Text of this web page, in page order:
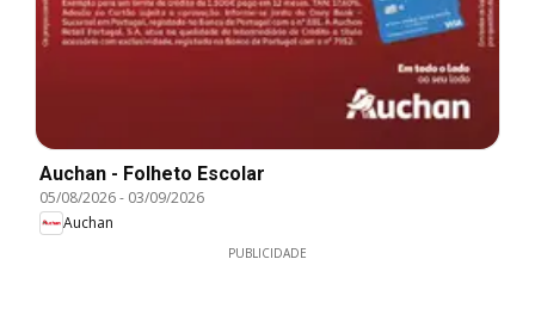
Auchan - Folheto Escolar
05/08/2026- 03/09/2026
Auchan
PUBLICIDADE